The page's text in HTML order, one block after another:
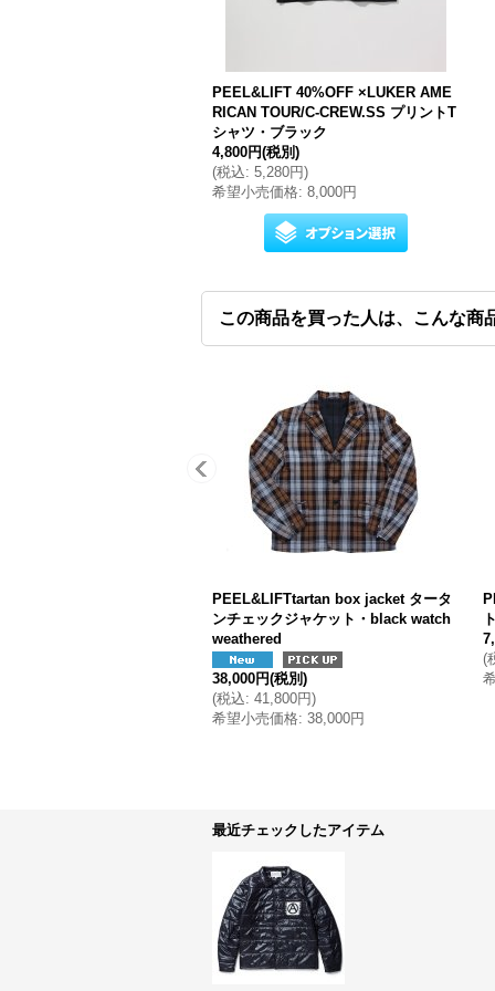
PEEL&LIFT 40%OFF ×LUKER AME
RICAN TOUR/C-CREW.SS プリントT
シャツ・ブラック
4,800円(税別)
(税込: 5,280円)
希望小売価格: 8,000円
この商品を買った人は、こんな商
PEEL&LIFTtartan box jacket タータ
ンチェックジャケット・black watch
weathered
38,000円(税別)
(税込: 41,800円)
希望小売価格: 38,000円
(
最近チェックしたアイテム